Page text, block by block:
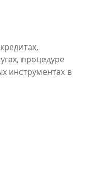
процедуре
инструментах в